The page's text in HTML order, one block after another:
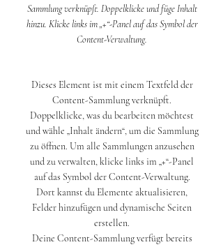
Sammlung verknüpft. Doppelklicke und füge Inhalt
hinzu. Klicke links im „+“-Panel auf das Symbol der
Content-Verwaltung.
Dieses Element ist mit einem Textfeld der
Content-Sammlung verknüpft.
Doppelklicke, was du bearbeiten möchtest
und wähle „Inhalt ändern“, um die Sammlung
zu öffnen. Um alle Sammlungen anzusehen
und zu verwalten, klicke links im „+“-Panel
auf das Symbol der Content-Verwaltung.
Dort kannst du Elemente aktualisieren,
Felder hinzufügen und dynamische Seiten
erstellen.
Deine Content-Sammlung verfügt bereits